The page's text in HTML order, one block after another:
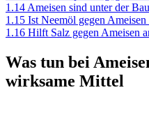
1.14 Ameisen sind unter der
1.15 Ist Neemöl gegen
1.16 Hilft Salz gegen Ameisen
Was tun bei
wirksame Mittel